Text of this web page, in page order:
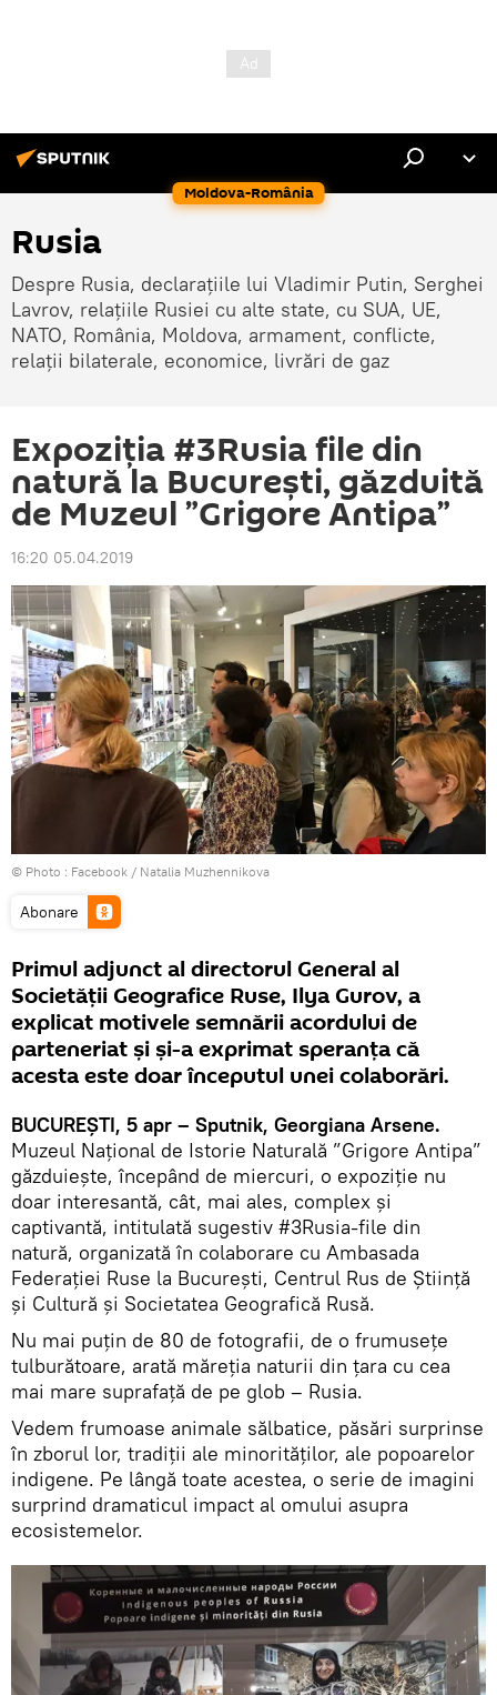
Moldova-România
Rusia
Despre Rusia, declarațiile lui Vladimir Putin, Serghei
Lavrov, relațiile Rusiei cu alte state, cu SUA, UE,
NATO, România, Moldova, armament, conflicte,
relații bilaterale, economice, livrări de gaz
Expoziția #3Rusia file din
natură la București, găzduită
de Muzeul ”Grigore Antipa”
16:20 05.04.2019
© Photo : Facebook / Natalia Muzhennikova
Abonare
Primul adjunct al directorul General al
Societății Geografice Ruse, Ilya Gurov, a
explicat motivele semnării acordului de
parteneriat și și-a exprimat speranța că
acesta este doar începutul unei colaborări.
BUCUREȘTI, 5 apr – Sputnik, Georgiana Arsene.
Muzeul Național de Istorie Naturală ”Grigore Antipa”
găzduiește, începând de miercuri, o expoziție nu
doar interesantă, cât, mai ales, complex și
captivantă, intitulată sugestiv #3Rusia-file din
natură, organizată în colaborare cu Ambasada
Federației Ruse la București, Centrul Rus de Știință
și Cultură și Societatea Geografică Rusă.
Nu mai puțin de 80 de fotografii, de o frumusețe
tulburătoare, arată măreția naturii din țara cu cea
mai mare suprafață de pe glob – Rusia.
Vedem frumoase animale sălbatice, păsări surprinse
în zborul lor, tradiții ale minorităților, ale popoarelor
indigene. Pe lângă toate acestea, o serie de imagini
surprind dramaticul impact al omului asupra
ecosistemelor.